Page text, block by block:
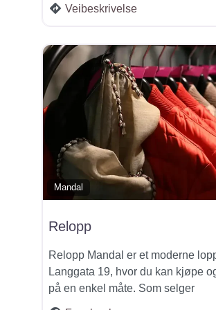
Veibeskrivelse
Mandal
Relopp
Relopp Mandal er et moderne
Langgata 19, hvor du kan kjøpe
på en enkel måte. Som selger